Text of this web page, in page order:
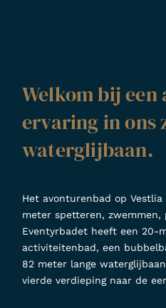
Welkom bij
ervaring in ons
waterglijbaan.
Het avonturenbad op
meter spetteren, zwemmen,
Eventyrbadet heeft een 20-
activiteitenbad, een
82 meter lange
vierde verdieping naar de